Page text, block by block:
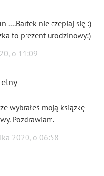
....Bartek nie czepiaj się :)
to prezent urodzinowy:)
, o 11:09
wybrałeś moją książkę
Pozdrawiam.
2020, o 06:58